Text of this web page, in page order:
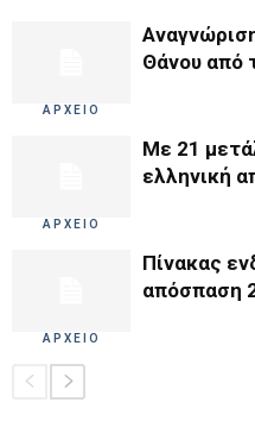
ΑΡΧΕΙΟ
Θάνου από
ΑΡΧΕΙΟ
Με 21
ελληνική
ΑΡΧΕΙΟ
Πίνακας
απόσπαση